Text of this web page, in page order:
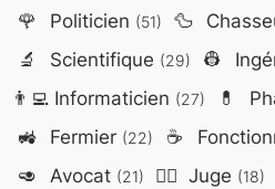
🌹 Politicien (51) 🦆
🔬 Scientifique (29) 👷
👨‍💻Informaticien (27) 💊
🚜 Fermier (22) ☕
🥑 Avocat (21) 👨‍⚖️ Juge (18)